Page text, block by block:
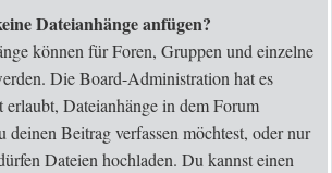
Dateianhänge anfügen?
können für Foren, Gruppen und einzelne
Die Board-Administration hat es
Dateianhänge in dem Forum
deinen Beitrag verfassen möchtest, oder nur
Dateien hochladen. Du kannst einen